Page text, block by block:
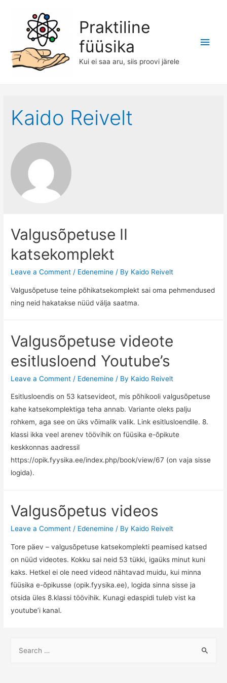
Praktiline
füüsika
Kui ei saa aru, siis proovi järele
Main
Kaido Reivelt
Valgusõpetuse II
katsekomplekt
Leave a Comment / Edenemine / By Kaido Reivelt
Valgusõpetuse teine põhikatsekomplekt sai oma pehmendused
ning neid hakatakse nüüd välja saatma.
Valgusõpetuse videote
esitlusloend Youtube’s
Leave a Comment / Edenemine / By Kaido Reivelt
Esitlusloendis on 53 katsevideot, mis põhikooli valgusõpetuse
kahe katsekomplektiga teha annab. Variante oleks palju
rohkem, aga see on üks võimalik valik. Link esitlusloendile. 8.
klassi ikka veel arenev töövihik on füüsika e-õpikute
keskkonnas aadressil
https://opik.fyysika.ee/index.php/book/view/67 (on vaja sisse
logida).
Valgusõpetus videos
Leave a Comment / Edenemine / By Kaido Reivelt
Tore päev – valgusõpetuse katsekomplekti peamised katsed
on nüüd videotes. Kokku sai neid 53 tükki, igaüks minut kuni
kaks. Hetkel ei ole need videod nähtavad muidu, kui minna
füüsika e-õpikusse (opik.fyysika.ee), logida sinna sisse ja
otsida üles 8.klassi töövihik. Kunagi edaspidi tuleb vist ka
youtube’i kanal.